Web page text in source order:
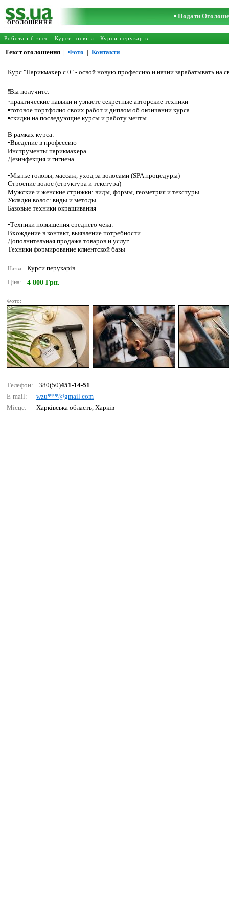
ОГОЛОШЕННЯ
Подати
Робота і бізнес : Курси, освіта : Курси перукарів
Текст оголошення | Фото | Контакти
Курс "Парикмахер с 0" - освой новую профессию и начни зарабатывать на
❗️Вы получите:
▫️практические навыки и узнаете секретные авторские техники
▫️готовое портфолио своих работ и диплом об окончании курса
▫️скидки на последующие курсы и работу мечты
В рамках курса:
▪️Введение в профессию
Инструменты парикмахера
Дезинфекция и гигиена
▪️Мытье головы, массаж, уход за волосами (SPA процедуры)
Строение волос (структура и текстура)
Мужские и женские стрижки: виды, формы, геометрия и текстуры
Укладки волос: виды и методы
Базовые техники окрашивания
▪️Техники повышения среднего чека:
Вхождение в контакт, выявление потребности
Дополнительная продажа товаров и услуг
Техники формирование клиентской базы
Назва: Курси перукарів
Ціна: 4 800 Грн.
Фото:
Телефон: +380(50)451-14-51
E-mail:
wzu***@gmаil.соm
Місце:
Харківська область, Харків